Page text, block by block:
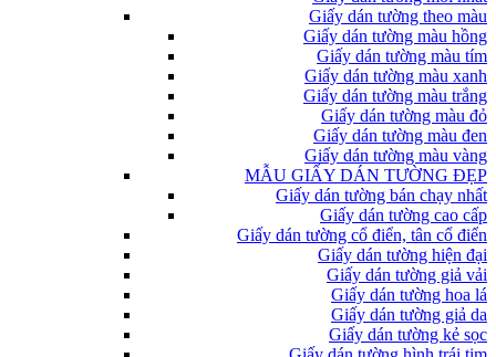
Giấy dán tường theo màu
Giấy dán tường màu hồng
Giấy dán tường màu tím
Giấy dán tường màu xanh
Giấy dán tường màu trắng
Giấy dán tường màu đỏ
Giấy dán tường màu đen
Giấy dán tường màu vàng
MẪU GIẤY DÁN TƯỜNG ĐẸP
Giấy dán tường bán chạy nhất
Giấy dán tường cao cấp
Giấy dán tường cổ điển, tân cổ điển
Giấy dán tường hiện đại
Giấy dán tường giả vải
Giấy dán tường hoa lá
Giấy dán tường giả da
Giấy dán tường kẻ sọc